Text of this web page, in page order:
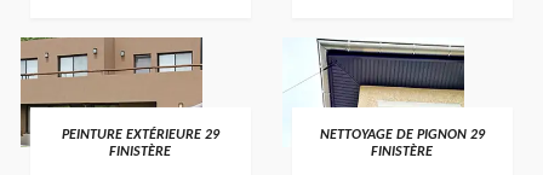
PEINTURE EXTÉRIEURE 29
FINISTÈRE
NETTOYAGE DE PIGNON 29
FINISTÈRE